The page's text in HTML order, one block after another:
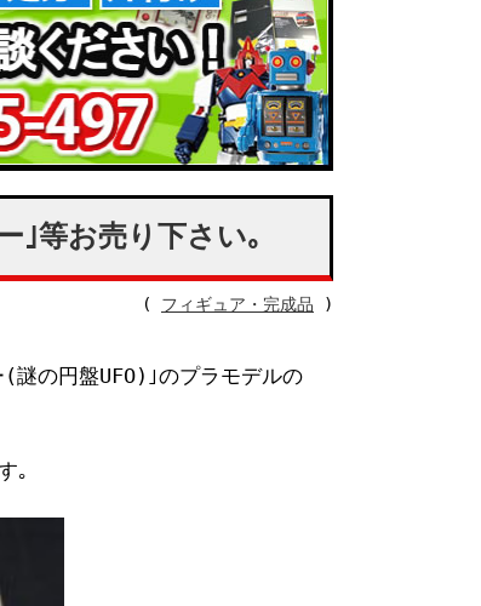
｣等お売り下さい｡
( フィギュア・完成品 )
謎の円盤UFO)｣のプラモデルの
｡